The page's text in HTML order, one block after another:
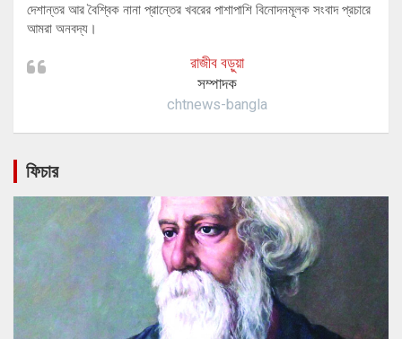
দেশান্তর আর বৈশ্বিক নানা প্রান্তের খবরের পাশাপাশি বিনোদনমূলক সংবাদ প্রচারে
আমরা অনবদ্য।
রাজীব বড়ুয়া
সম্পাদক
chtnews-bangla
ফিচার